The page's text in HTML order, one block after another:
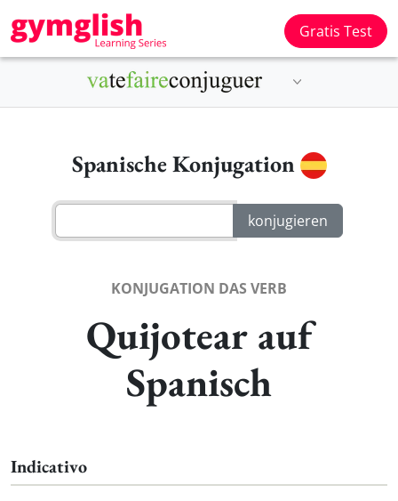
Gratis Test
Spanische Konjugation
KONJUGATION DAS VERB
Quijotear auf
Spanisch
Indicativo